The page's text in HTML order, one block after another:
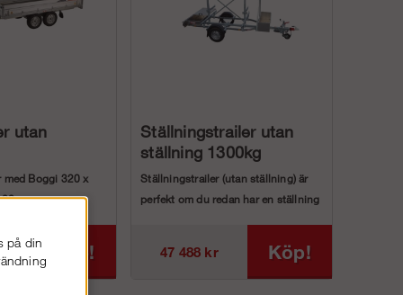
utan
med Boggi 320 x
cm
Norska Ty...Köp!
Ställningstrailer utan
ställning 1300kg
Ställningstrailer (utan ställning) är
perfekt om du redan har en ställning
47 488 kr Köp!
på din